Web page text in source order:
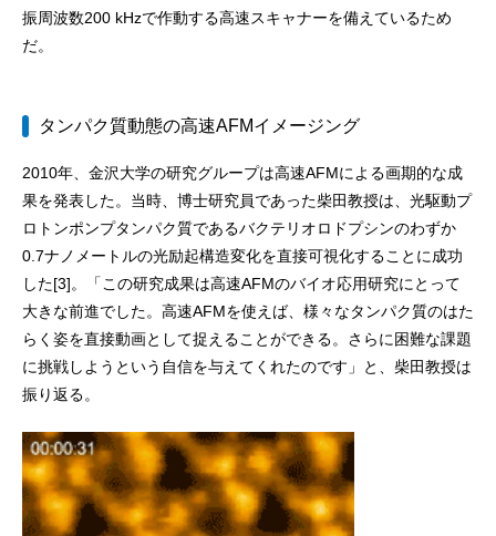
振周波数200 kHzで作動する高速スキャナーを備えているため
だ。
タンパク質動態の高速AFMイメージング
2010年、金沢大学の研究グループは高速AFMによる画期的な成
果を発表した。当時、博士研究員であった柴田教授は、光駆動プ
ロトンポンプタンパク質であるバクテリオロドプシンのわずか
0.7ナノメートルの光励起構造変化を直接可視化することに成功
した[3]。「この研究成果は高速AFMのバイオ応用研究にとって
大きな前進でした。高速AFMを使えば、様々なタンパク質のはた
らく姿を直接動画として捉えることができる。さらに困難な課題
に挑戦しようという自信を与えてくれたのです」と、柴田教授は
振り返る。